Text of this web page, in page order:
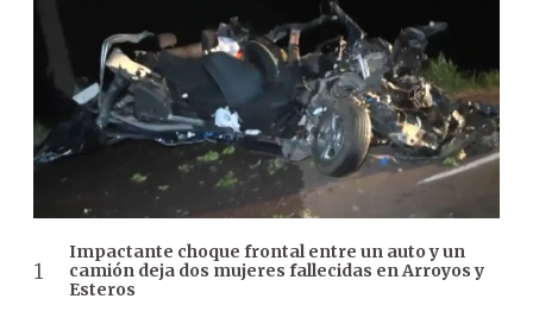
Impactante choque frontal entre un auto y un
camión deja dos mujeres fallecidas en Arroyos y
Esteros